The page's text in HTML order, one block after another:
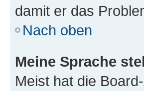
damit er das
Nach oben
Meine Sprache
Meist hat die